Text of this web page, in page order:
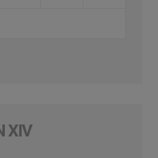
XIV